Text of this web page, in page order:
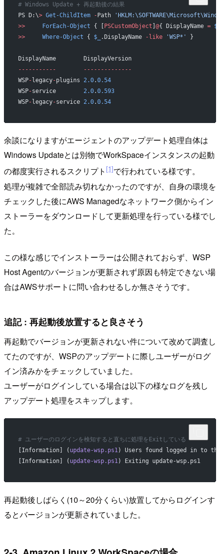
# Windows Update + 再起動後の結果
PS D:\> Get-ChildItem -Path
>>
     ForEach-Object
{ [PSCustomObject ] @{ DisplayName =
>>
     Where-Object
{ $_ .DisplayName -like 'WSP*' }
DisplayName        DisplayVersion
-----------
        --------------
WSP-legacy-plugins 2.0.0.54
WSP-service 2.0.0.593
WSP-legacy-service 2.0.0.54
余談になりますがエージェントのアップデート処理自体は
Windows Updateとは別物でWorkSpaceインスタンスの起動
の都度実行されるスクリプト [1]で行われている様です。
処理が複雑で全部読み切れなかったのですが、自身の環境を
チェックした後にAWS Managedなネットワーク側からイン
ストーラーをダウンロードして更新処理を行っている様でし
た。
この様な感じでインストーラーは公開されておらず、WSP
Host Agentのバージョンが更新されず原因も特定できない場
合はAWSサポートに問い合わせるしか無さそうです。
追記 : 再起動後放置すると良さそう
再起動でバージョンが更新されない件について改めて調査し
てたのですが、WSPのアップデートに際しユーザーがログ
イン済みかをチェックしていました。
ユーザーがログインしている場合は以下の様なログを残し
アップデート処理をスキップします。
# ユーザーのログインを検知すると直ちに処理をExitしている
[Information] ( update-wsp.ps1) Users found logged in to the
[Information] ( update-wsp.ps1) Exiting update-wsp.ps1
再起動後しばらく(10～20分くらい)放置してからログインす
るとバージョンが更新されていました。